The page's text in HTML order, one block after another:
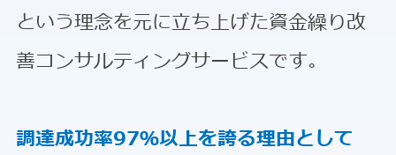
という理念を元に立ち上げた資金繰り改
善コンサルティングサービスです。
調達成功率97％以上を誇る理由として